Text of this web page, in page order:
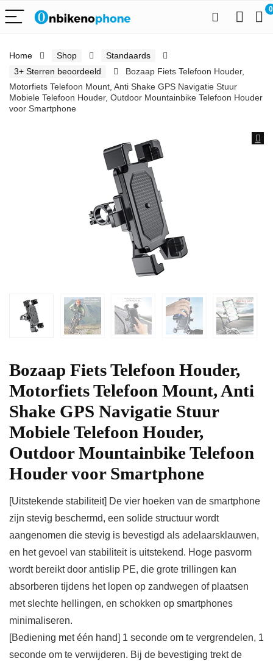
0
Home Shop
Standaards
3+ Sterren beoordeeld
Bozaap Fiets Telefoon Houder,
Motorfiets Telefoon Mount, Anti Shake GPS Navigatie Stuur
Mobiele Telefoon Houder, Outdoor Mountainbike Telefoon Houder
voor Smartphone
Bozaap Fiets Telefoon Houder,
Motorfiets Telefoon Mount, Anti
Shake GPS Navigatie Stuur
Mobiele Telefoon Houder,
Outdoor Mountainbike Telefoon
Houder voor Smartphone
[Uitstekende stabiliteit] De vier hoeken van de smartphone
zijn stevig beschermd, een solide structuur wordt
aangenomen die stevig is bevestigd als adelaarsklauwen,
en het gevoel van stabiliteit is uitstekend. Hoge pasvorm
wordt bereikt door antislip PE, die grote trillingen kan
absorberen tijdens het lopen op zandwegen of plaatsen
met slechte hellingen, en schokken op smartphones
minimaliseren.
[Bediening met één hand] 1 seconde om te vergrendelen, 1
seconde om te verwijderen. Bij de bevestiging trekt de